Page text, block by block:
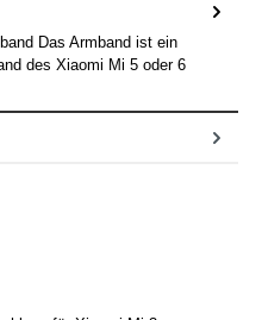
Das Armband ist ein
des Xiaomi Mi 5 oder 6